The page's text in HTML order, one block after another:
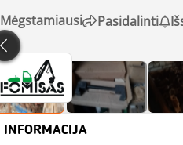
Mėgstamiausi Pasidalinti
INFORMACIJA